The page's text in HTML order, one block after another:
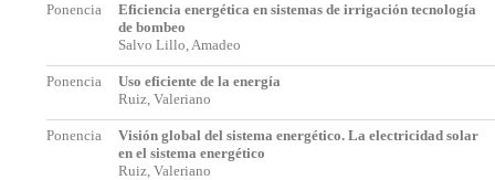
Ponencia
Eficiencia energética en sistemas de irrigación tecnología
de bombeo
Salvo Lillo, Amadeo
Ponencia
Uso eficiente de la energía
Ruiz, Valeriano
Ponencia
Visión global del sistema energético. La electricidad solar
en el sistema energético
Ruiz, Valeriano